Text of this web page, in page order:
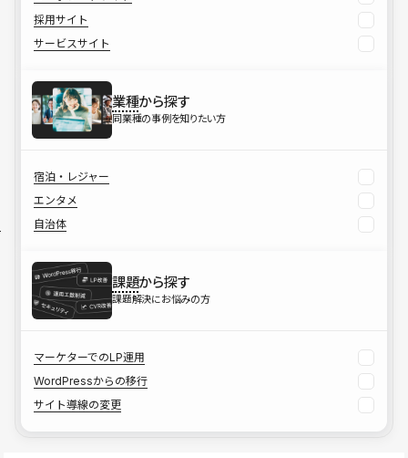
採用サイト
サービスサイト
業種から探す
同業種の事例を知りたい方
宿泊・レジャー
エンタメ
自治体
課題から探す
課題解決にお悩みの方
マーケターでのLP運用
WordPressからの移行
サイト導線の変更